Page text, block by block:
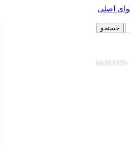
اصلی
جستجو
66482026